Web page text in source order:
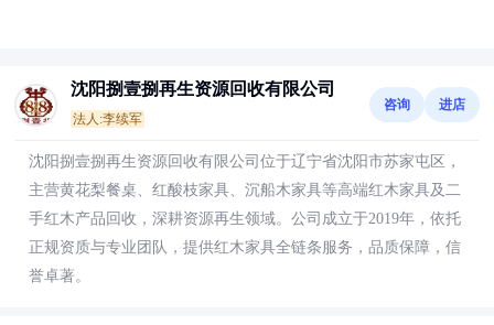
沈阳捌壹捌再生资源回收有限公司
法人:李续军
咨询 进店
沈阳捌壹捌再生资源回收有限公司位于辽宁省沈阳市苏家屯区，
主营黄花梨餐桌、红酸枝家具、沉船木家具等高端红木家具及二
手红木产品回收，深耕资源再生领域。公司成立于2019年，依托
正规资质与专业团队，提供红木家具全链条服务，品质保障，信
誉卓著。